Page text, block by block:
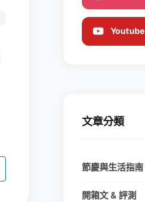
Youtube
文章分類
節慶與生活指南
開箱文 & 評測